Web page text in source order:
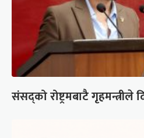
संसद्को रोष्ट्रमबाटै गृहमन्त्रीले